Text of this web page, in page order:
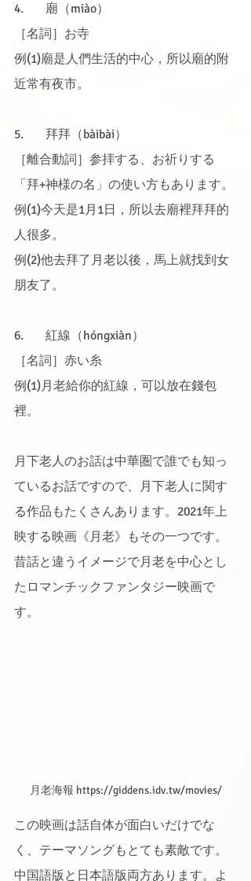
4.	廟（miào）
［名詞］お寺
例(1)廟是人們生活的中心，所以廟的附
近常有夜市。
5.	拜拜（bàibài）
［離合動詞］参拝する、お祈りする
「拜+神様の名」の使い方もあります。
例(1)今天是1月1日，所以去廟裡拜拜的
人很多。
例(2)他去拜了月老以後，馬上就找到女
朋友了。
6.	紅線（hóngxiàn）
［名詞］赤い糸
例(1)月老給你的紅線，可以放在錢包
裡。
月下老人のお話は中華圏で誰でも知っ
ているお話ですので、月下老人に関す
る作品もたくさんあります。2021年上
映する映画《月老》もその一つです。
昔話と違うイメージで月老を中心とし
たロマンチックファンタジー映画で
す。
月老海報 https://giddens.idv.tw/movies/
この映画は話自体が面白いだけでな
く、テーマソングもとても素敵です。
中国語版と日本語版両方あります。よ